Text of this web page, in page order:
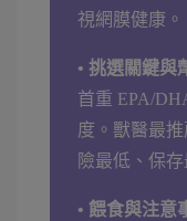
視網膜健康。
• 挑選關鍵與
首重 EPA/
度。獸醫最
險最低、保存
• 餵食與注意